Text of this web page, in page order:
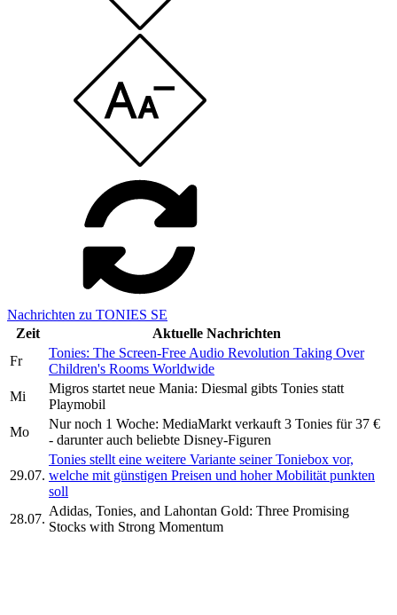
Nachrichten zu TONIES SE
Zeit
Aktuelle Nachrichten
Fr
Tonies: The Screen-Free Audio Revolution Taking Over
Children's Rooms Worldwide
Mi
Migros startet neue Mania: Diesmal gibts Tonies statt
Playmobil
Mo
Nur noch 1 Woche: MediaMarkt verkauft 3 Tonies für 37 €
- darunter auch beliebte Disney-Figuren
29.07.
Tonies stellt eine weitere Variante seiner Toniebox vor,
welche mit günstigen Preisen und hoher Mobilität punkten
soll
28.07.
Adidas, Tonies, and Lahontan Gold: Three Promising
Stocks with Strong Momentum